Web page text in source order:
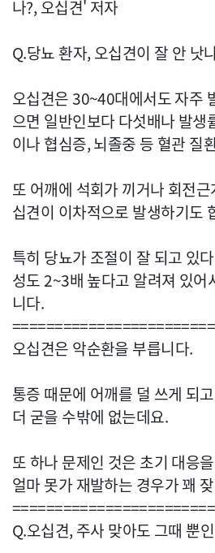
나?, 오십견' 저자
Q.당뇨 환자, 오십견이 잘 안 낫
오십견은 30~40대에서도 자주
으면 일반인보다 다섯배나 발생
이나 협심증, 뇌졸중 등 혈관 질
또 어깨에 석회가 끼거나 회전
십견이 이차적으로 발생하기도
특히 당뇨가 조절이 잘 되고 있
성도 2~3배 높다고 알려져 있어
니다.
오십견은 악순환을 부릅니다.
통증 때문에 어깨를 덜 쓰게 되
더 굳을 수밖에 없는데요.
또 하나 문제인 것은 초기 대응
얼마 못가 재발하는 경우가 꽤
Q.오십견, 주사 맞아도 그때 뿐